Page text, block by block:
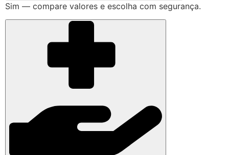
Sim — compare valores e escolha com segurança.